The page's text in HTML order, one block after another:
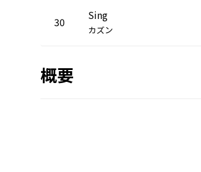
30 Sing
カズン
概要